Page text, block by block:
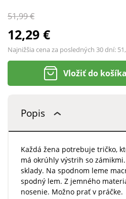
51,99 €
12,29 €
Najnižšia cena za posledných 30 dní:
Vložiť do košíka
Popis
Každá žena potrebuje tričko,
má okrúhly výstrih so
sklady. Na spodnom leme
spodný lem. Z jemného
nosenie. Možno prať v práčke.